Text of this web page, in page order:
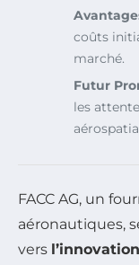
coûts
marché.
Futur
les
FACC AG, un
aéronautiques,
vers